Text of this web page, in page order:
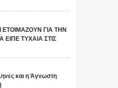
ΕΤΟΙΜΑΖΟΥΝ ΓΙΑ ΤΗΝ
ΕΙΠΕ ΤΥΧΑΙΑ ΣΤΙΣ
και η Άγνωστη